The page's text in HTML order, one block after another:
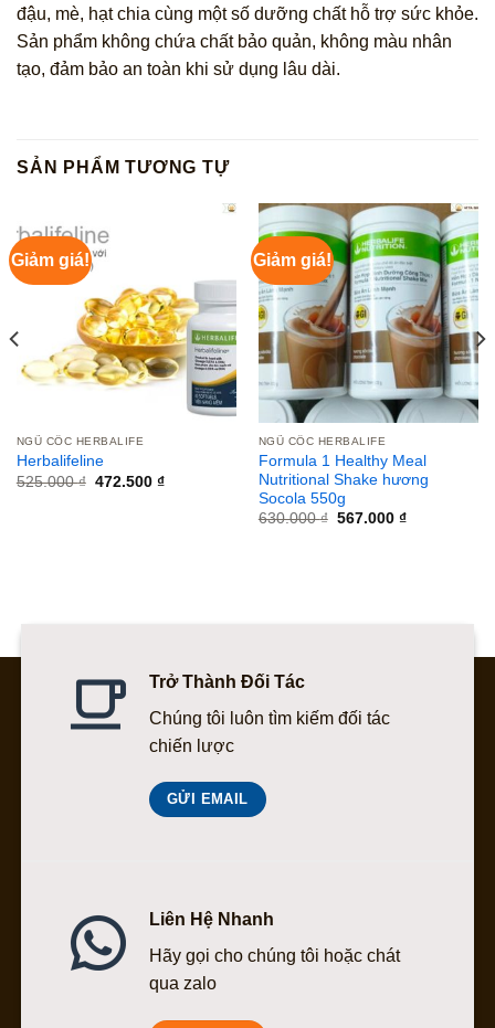
đậu, mè, hạt chia cùng một số dưỡng chất hỗ trợ sức khỏe.
Sản phẩm không chứa chất bảo quản, không màu nhân
tạo, đảm bảo an toàn khi sử dụng lâu dài.
SẢN PHẨM TƯƠNG TỰ
Giảm giá!
NGŨ CỐC HERBALIFE
Herbalifeline
525.000₫ Giá
472.500 ₫Giá
Giảm giá!
NGŨ CỐC HERBALIFE
Formula 1 Healthy Meal
Nutritional Shake hương
Socola 550g
630.000₫ Giá
567.000 ₫Giá
Trở Thành Đối Tác
Chúng tôi luôn tìm kiếm đối tác
chiến lược
GỬI EMAIL
Liên Hệ Nhanh
Hãy gọi cho chúng tôi hoặc chát
qua zalo